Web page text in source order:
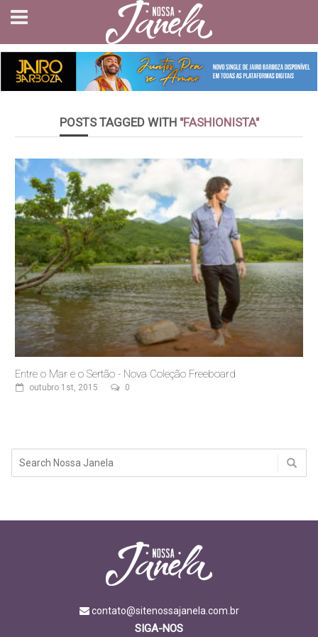
POSTS TAGGED WITH "FASHIONISTA"
Entre o Mar e o Sertão - Nova Coleção Freeboard
outubro 1st, 2015 0
contato@sitenossajanela.com.br
SIGA-NOS